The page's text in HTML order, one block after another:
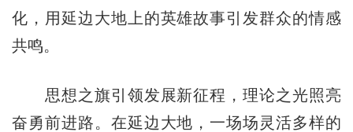
化，用延边大地上的英雄故事引发群众的情感
共鸣。
思想之旗引领发展新征程，理论之光照亮
奋勇前进路。在延边大地，一场场灵活多样的